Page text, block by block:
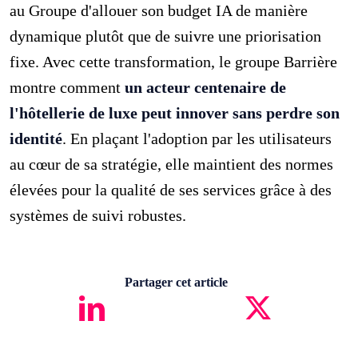
au Groupe d'allouer son budget IA de manière
dynamique plutôt que de suivre une priorisation
fixe. Avec cette transformation, le groupe Barrière
montre commentun acteur centenaire de
l'hôtellerie de luxe peut innover sans perdre son
identité. En plaçant l'adoption par les utilisateurs
au cœur de sa stratégie, elle maintient des normes
élevées pour la qualité de ses services grâce à des
systèmes de suivi robustes.
Partager cet article